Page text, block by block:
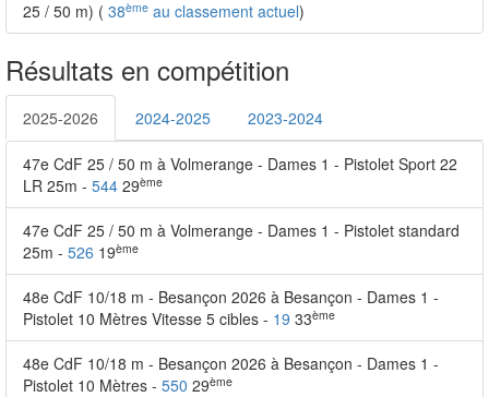
25 / 50 m) ( 38ème au classement actuel)
Résultats en compétition
2025-2026 2024-2025 2023-2024
47e CdF 25 / 50 m à Volmerange - Dames 1 - Pistolet Sport 22
LR 25m - 544 29ème
47e CdF 25 / 50 m à Volmerange - Dames 1 - Pistolet standard
25m - 526 19ème
48e CdF 10/18 m - Besançon 2026 à Besançon - Dames 1 -
Pistolet 10 Mètres Vitesse 5 cibles - 19 33ème
48e CdF 10/18 m - Besançon 2026 à Besançon - Dames 1 -
Pistolet 10 Mètres - 550 29ème